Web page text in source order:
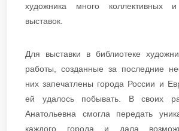
художника много коллективных
выставок.
Для выставки в библиотеке
работы, созданные за последние
них запечатлены города России и
ей удалось побывать. В своих
Анатольевна смогла передать
каждого города и дала